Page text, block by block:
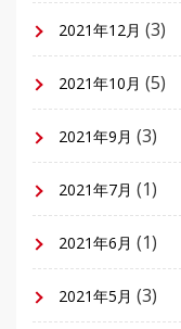
2021年12月 (3)
2021年10月 (5)
2021年9月 (3)
2021年7月 (1)
2021年6月 (1)
2021年5月 (3)